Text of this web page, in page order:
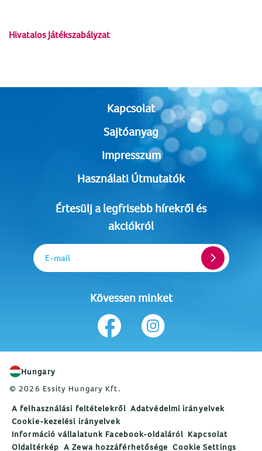
Hivatalos Játékszabályzat
Kapcsolat
Sajtóanyag
Impresszum
Használati Útmutatók
Értesülj a legfrisebb hírekről és
akciókról
E-mail
Kövessen minket
Hungary
© 2026 Essity Hungary Kft.
A felhasználási feltételekről Adatvédelmi irányelvek
Cookie-kezelési irányelvek
Információ vállalatunk Facebook-oldaláról Kapcsolat
Oldaltérkép A Zewa hozzáférhetősége Cookie Settings